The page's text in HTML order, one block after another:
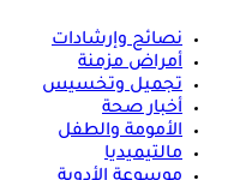
نصائح وإرشادات
أمراض مزمنة
تجميل وتخسيس
أخبار صحة
الأمومة والطفل
مالتيميديا